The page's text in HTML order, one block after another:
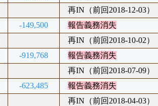
再IN（前回2018-12-03）
-149,500
報告義務消失
再IN（前回2018-10-02）
-919,768
報告義務消失
再IN（前回2018-07-09）
-623,485
報告義務消失
再IN（前回2018-04-03）